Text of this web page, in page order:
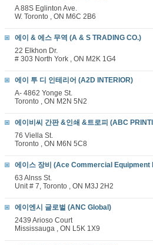
A 88S Eglinton Ave.
W. Toronto , ON M6C 2B6
에이 & 에스 무역 (A & S TRADING CO.)
22 Elkhon Dr.
# 303 North York , ON M2K 1G4
에이 투 디 인테리어 (A2D INTERIOR)
A- 4862 Yonge St.
Toronto , ON M2N 5N2
에이비씨 간판 &인쇄 &트로피 (ABC
76 Viella St.
Toronto , ON M6N 5C8
에이스 장비 (Ace Commercial Equipment
63 Alnss St.
Unit # 7, Toronto , ON M3J 2H2
에이엔시 글로벌 (ANC Global)
2439 Arioso Court
Mississauga , ON L5K 1X9